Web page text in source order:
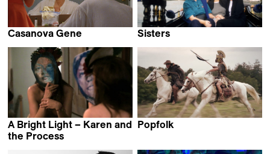
Casanova Gene
Sisters
A Bright Light – Karen and
the Process
Popfolk